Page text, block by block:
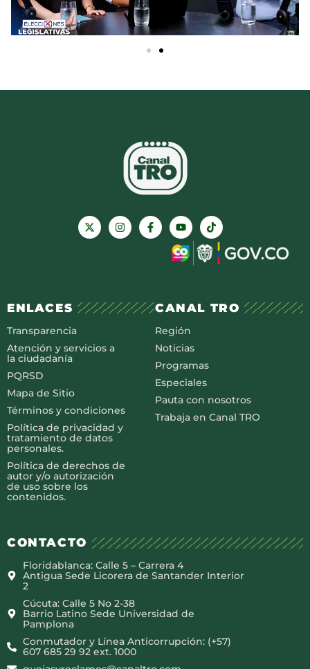
ENLACES
Transparencia
Atención y servicios a
la ciudadanía
PQRSD
Mapa de Sitio
Términos y condiciones
Política de privacidad y
tratamiento de datos
personales.
Política de derechos de
autor y/o autorización
de uso sobre los
contenidos.
CANAL TRO
Región
Noticias
Programas
Especiales
Pauta con nosotros
Trabaja en Canal TRO
CONTACTO
Floridablanca: Calle 5 – Carrera 4
Antigua Sede Licorera de Santander Interior
2
Cúcuta: Calle 5 No 2-38
Barrio Latino Sede Universidad de
Pamplona
Conmutador y Línea Anticorrupción: (+57)
607 685 29 92 ext. 1000